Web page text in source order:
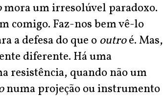
mora um irresolúvel paradoxo.
comigo. Faz-nos bem vê-lo
a defesa do que o outroé. Mas,
diferente. Há uma
resistência, quando não um
numa projeção ou instrumento